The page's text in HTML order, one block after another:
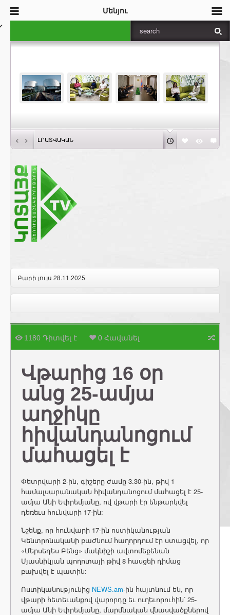
‹ › ԼՐԱՏՎԱԿԱՆ
Բարի լույս 28.11.2025
1180 Դիտվել է 0 Հավանել
Վթարից 16 օր
անց 25-ամյա
աղջիկը
հիվանդանոցում
մահացել է
Փետրվարի 2-ին, գիշերը ժամը 3.30-ին, թիվ 1
համալսարանական հիվանդանոցում մահացել է 25-
ամյա Անի Եփրեմյանը, ով վթարի էր ենթարկվել
դեռեւս հունվարի 17-ին:
Նշենք, որ հունվարի 17-ին ոստիկանության
Կենտրոնականի բաժնում հաղորդում էր ստացվել, որ
«Մերսեդես Բենց» մակնիշի ավտոմեքենան
Մյասնիկյան պողոտայի թիվ 8 հասցեի դիմաց
բախվել է պատին:
Ոստիկանությունից NEWS.am-ին հայտնում են, որ
վթարի հետեւանքով վարորդը եւ ուղեւորուհին՝ 25-
ամյա Անի Եփրեմյանը, մարմնական վնասվածքներով
Մենյու